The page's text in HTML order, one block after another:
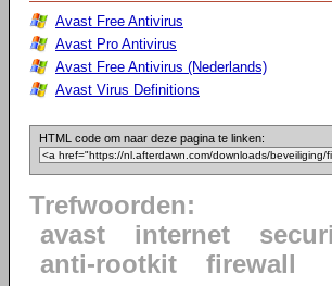
Avast Free Antivirus
Avast Pro Antivirus
Avast Free Antivirus (Nederlands)
Avast Virus Definitions
HTML code om naar deze pagina te linken:
Trefwoorden:
avast
internet
anti-rootkit
firewall